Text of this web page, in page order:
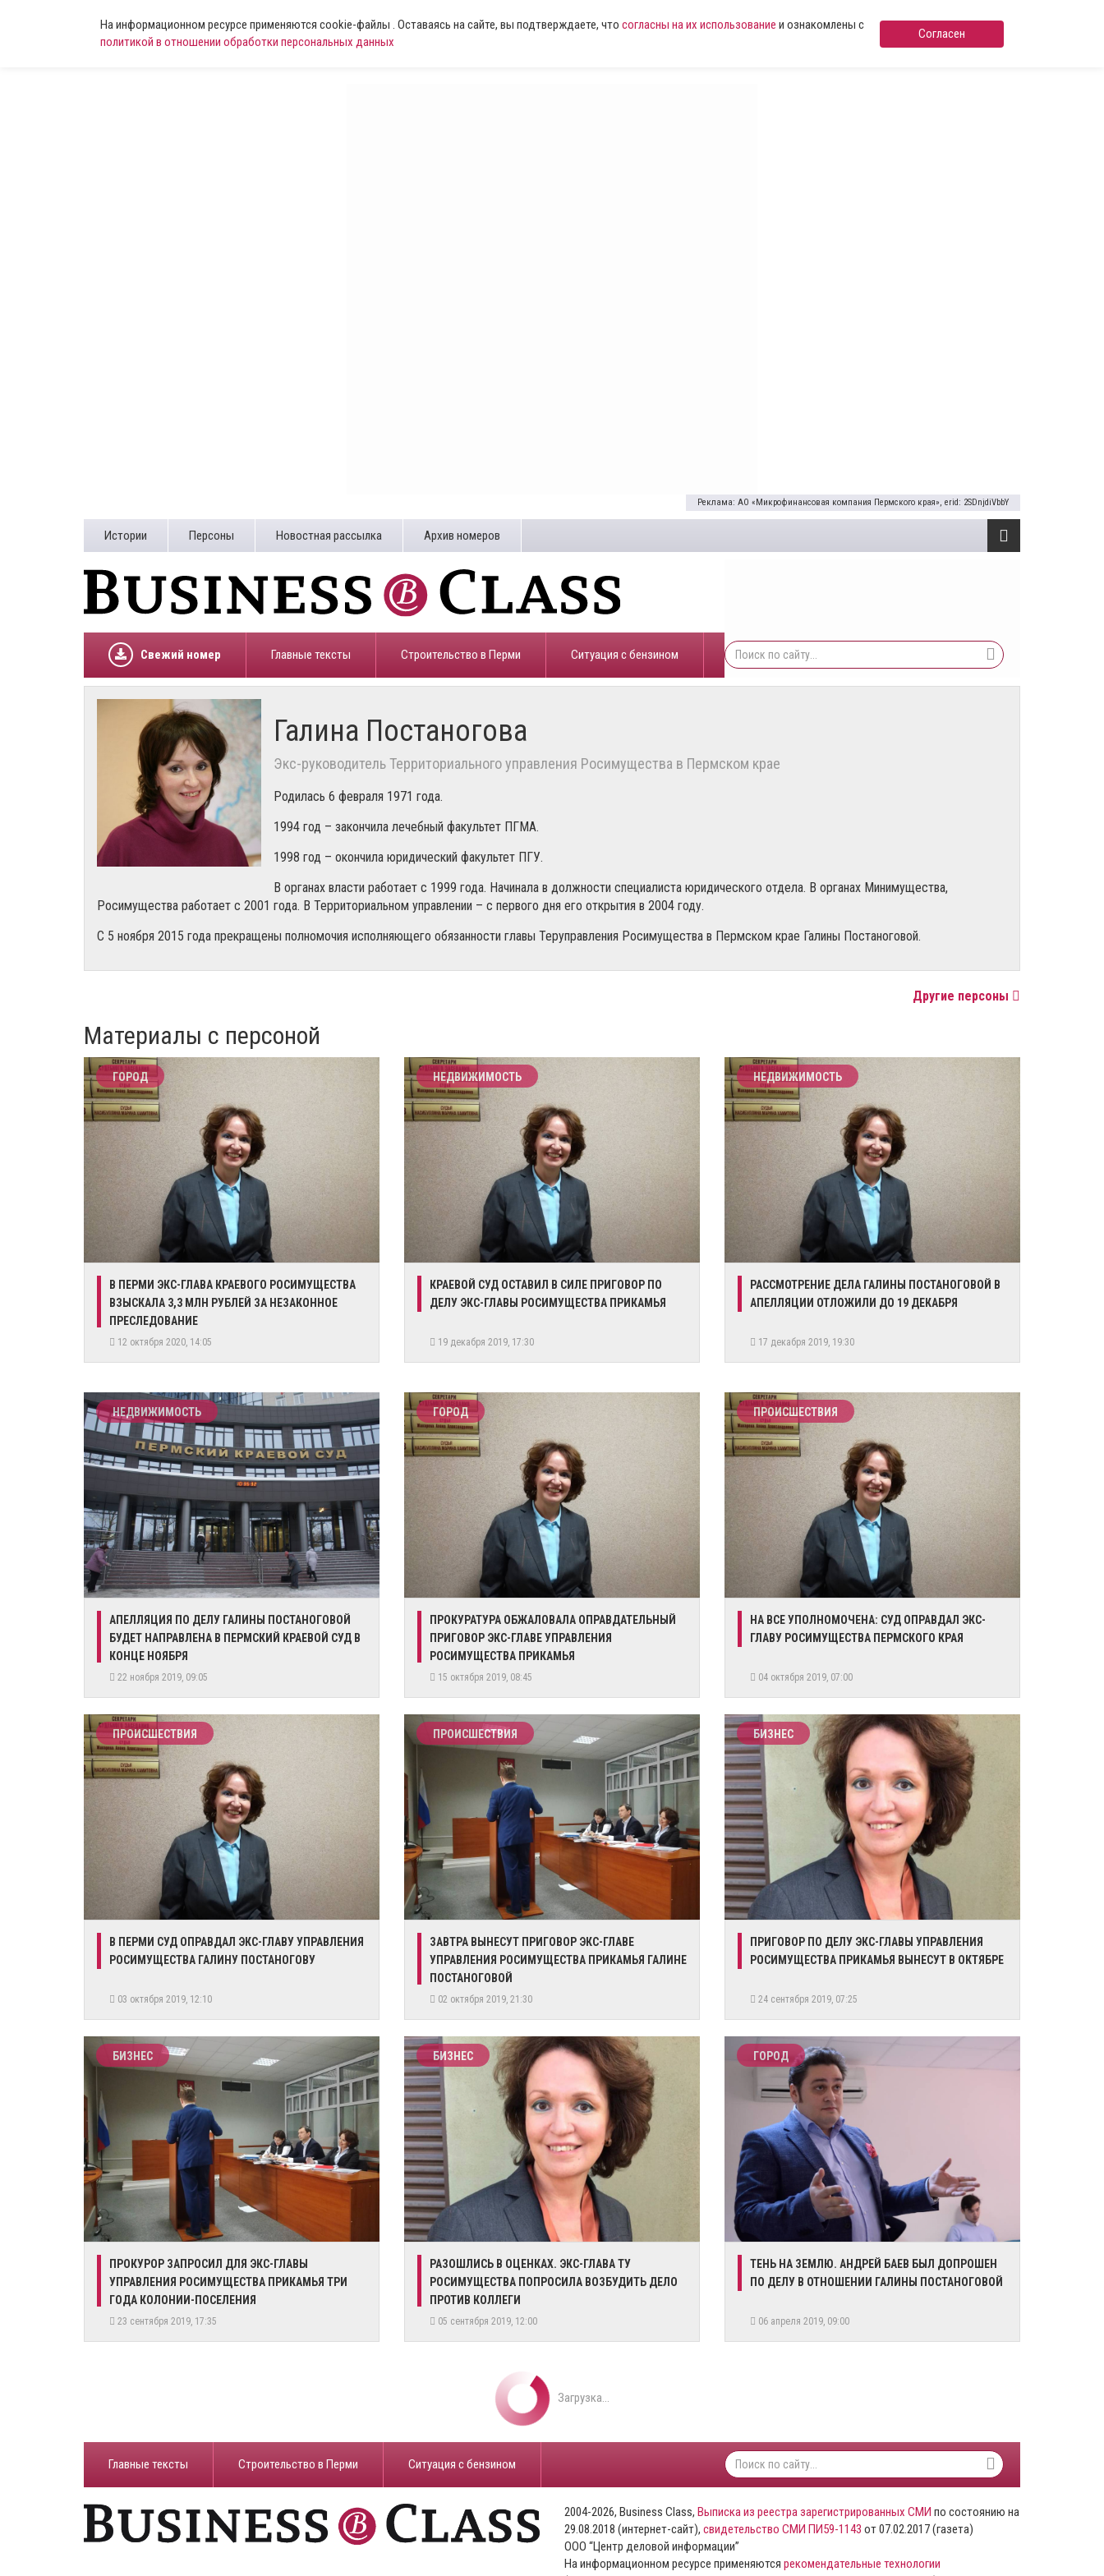
На информационном ресурсе применяются cookie-файлы . Оставаясь на сайте, вы подтверждаете, что согласны на их использование и ознакомлены с
политикой в отношении обработки персональных данных
Согласен
Реклама: АО «Микрофинансовая компания Пермского края», erid: 2SDnjdiVbbY
Истории Персоны Новостная рассылка Архив номеров
Свежий номер Главные тексты Строительство в Перми ​Ситуация с бензином
Галина Постаногова
Экс-руководитель Территориального управления Росимущества в Пермском крае
Родилась 6 февраля 1971 года.
1994 год – закончила лечебный факультет ПГМА.
1998 год – окончила юридический факультет ПГУ.
В органах власти работает с 1999 года. Начинала в должности специалиста юридического отдела. В органах Минимущества,
Росимущества работает с 2001 года. В Территориальном управлении – с первого дня его открытия в 2004 году.
С 5 ноября 2015 года прекращены полномочия исполняющего обязанности главы Теруправления Росимущества в Пермском крае Галины Постаноговой.
Другие персоны
Материалы с персоной
ГОРОД
​В ПЕРМИ ЭКС-ГЛАВА КРАЕВОГО РОСИМУЩЕСТВА
ВЗЫСКАЛА 3,3 МЛН РУБЛЕЙ ЗА НЕЗАКОННОЕ
ПРЕСЛЕДОВАНИЕ
12 октября 2020, 14:05
НЕДВИЖИМОСТЬ
КРАЕВОЙ СУД ОСТАВИЛ В СИЛЕ ПРИГОВОР ПО
ДЕЛУ ЭКС-ГЛАВЫ РОСИМУЩЕСТВА ПРИКАМЬЯ
19 декабря 2019, 17:30
НЕДВИЖИМОСТЬ
РАССМОТРЕНИЕ ДЕЛА ГАЛИНЫ ПОСТАНОГОВОЙ В
АПЕЛЛЯЦИИ ОТЛОЖИЛИ ДО 19 ДЕКАБРЯ
17 декабря 2019, 19:30
НЕДВИЖИМОСТЬ
​АПЕЛЛЯЦИЯ ПО ДЕЛУ ГАЛИНЫ ПОСТАНОГОВОЙ
БУДЕТ НАПРАВЛЕНА В ПЕРМСКИЙ КРАЕВОЙ СУД В
КОНЦЕ НОЯБРЯ
22 ноября 2019, 09:05
ГОРОД
ПРОКУРАТУРА ОБЖАЛОВАЛА ОПРАВДАТЕЛЬНЫЙ
ПРИГОВОР ЭКС-ГЛАВЕ УПРАВЛЕНИЯ
РОСИМУЩЕСТВА ПРИКАМЬЯ
15 октября 2019, 08:45
ПРОИСШЕСТВИЯ
НА ВСЕ УПОЛНОМОЧЕНА: СУД ОПРАВДАЛ ЭКС-
ГЛАВУ РОСИМУЩЕСТВА ПЕРМСКОГО КРАЯ
04 октября 2019, 07:00
ПРОИСШЕСТВИЯ
В ПЕРМИ СУД ОПРАВДАЛ ЭКС-ГЛАВУ УПРАВЛЕНИЯ
РОСИМУЩЕСТВА ГАЛИНУ ПОСТАНОГОВУ
03 октября 2019, 12:10
ПРОИСШЕСТВИЯ
ЗАВТРА ВЫНЕСУТ ПРИГОВОР ЭКС-ГЛАВЕ
УПРАВЛЕНИЯ РОСИМУЩЕСТВА ПРИКАМЬЯ ГАЛИНЕ
ПОСТАНОГОВОЙ
02 октября 2019, 21:30
БИЗНЕС
ПРИГОВОР ПО ДЕЛУ ЭКС-ГЛАВЫ УПРАВЛЕНИЯ
РОСИМУЩЕСТВА ПРИКАМЬЯ ВЫНЕСУТ В ОКТЯБРЕ
24 сентября 2019, 07:25
БИЗНЕС
ПРОКУРОР ЗАПРОСИЛ ДЛЯ ЭКС-ГЛАВЫ
УПРАВЛЕНИЯ РОСИМУЩЕСТВА ПРИКАМЬЯ ТРИ
ГОДА КОЛОНИИ-ПОСЕЛЕНИЯ
23 сентября 2019, 17:35
БИЗНЕС
​РАЗОШЛИСЬ В ОЦЕНКАХ. ЭКС-ГЛАВА ТУ
РОСИМУЩЕСТВА ПОПРОСИЛА ВОЗБУДИТЬ ДЕЛО
ПРОТИВ КОЛЛЕГИ
05 сентября 2019, 12:00
ГОРОД
ТЕНЬ НА ЗЕМЛЮ. АНДРЕЙ БАЕВ БЫЛ ДОПРОШЕН
ПО ДЕЛУ В ОТНОШЕНИИ ГАЛИНЫ ПОСТАНОГОВОЙ
06 апреля 2019, 09:00
Загрузка...
Главные тексты Строительство в Перми ​Ситуация с бензином
2004-2026, Business Class, Выписка из реестра зарегистрированных СМИ по состоянию на
29.08.2018 (интернет-сайт), свидетельство СМИ ПИ59-1143 от 07.02.2017 (газета)
ООО “Центр деловой информации”
На информационном ресурсе применяются рекомендательные технологии